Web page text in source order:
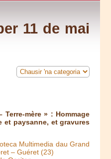
11 de mai
Terre-mère » : Hommage
et paysanne, et gravures
Multimedia dau Grand
– Guéret (23)